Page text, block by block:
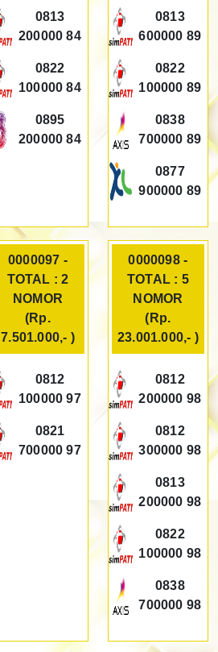
0813
200000 84
0822
100000 84
0895
200000 84
0813
600000 89
0822
100000 89
0838
700000 89
0877
900000 89
0000097 -
TOTAL : 2
NOMOR
(Rp.
7.501.000,- )
0812
100000 97
0821
700000 97
0000098 -
TOTAL : 5
NOMOR
(Rp.
23.001.000,- )
0812
200000 98
0812
300000 98
0813
200000 98
0822
100000 98
0838
700000 98